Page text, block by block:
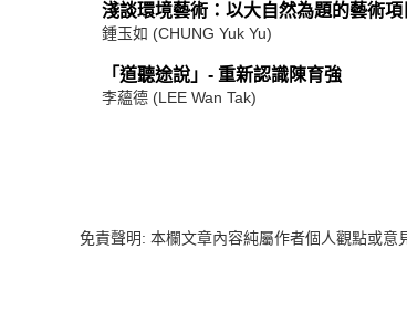
淺談環境藝術：以大自然為題的藝術項
鍾玉如 (CHUNG Yuk Yu)
「道聽途說」- 重新認識陳育強
李蘊德 (LEE Wan Tak)
免責聲明: 本欄文章內容純屬作者個人觀點或意